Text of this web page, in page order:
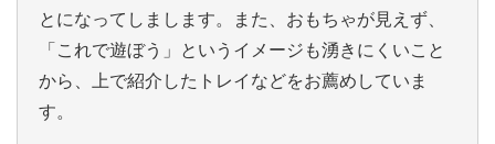
とになってしまします。また、おもちゃが見えず、
「これで遊ぼう」というイメージも湧きにくいこと
から、上で紹介したトレイなどをお薦めしていま
す。